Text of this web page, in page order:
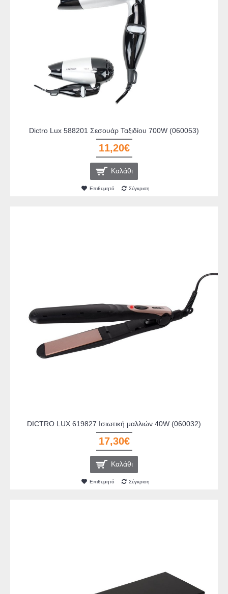
Dictro Lux 588201 Σεσουάρ Ταξιδίου 700W (060053)
11,20€
Καλάθι
Επιθυμητό Σύγκριση
DICTRO LUX 619827 Ισιωτική μαλλιών 40W (060032)
17,30€
Καλάθι
Επιθυμητό Σύγκριση